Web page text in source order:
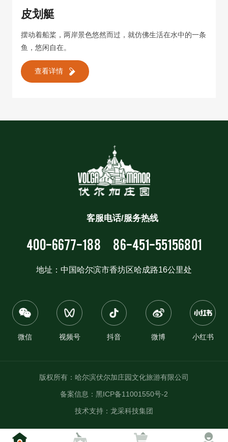
皮划艇
摆动着船桨，两岸景色悠然而过，就仿佛生活在水中的一条
鱼，悠闲自在。
查看详情
客服电话/服务热线
400-6677-188 86-451-55156801
地址：中国哈尔滨市香坊区哈成路16公里处
微信 视频号 抖音 微博 小红书
版权所有：哈尔滨伏尔加庄园文化旅游有限公司
备案信息： 黑ICP备11001550号-2
技术支持： 龙采科技集团